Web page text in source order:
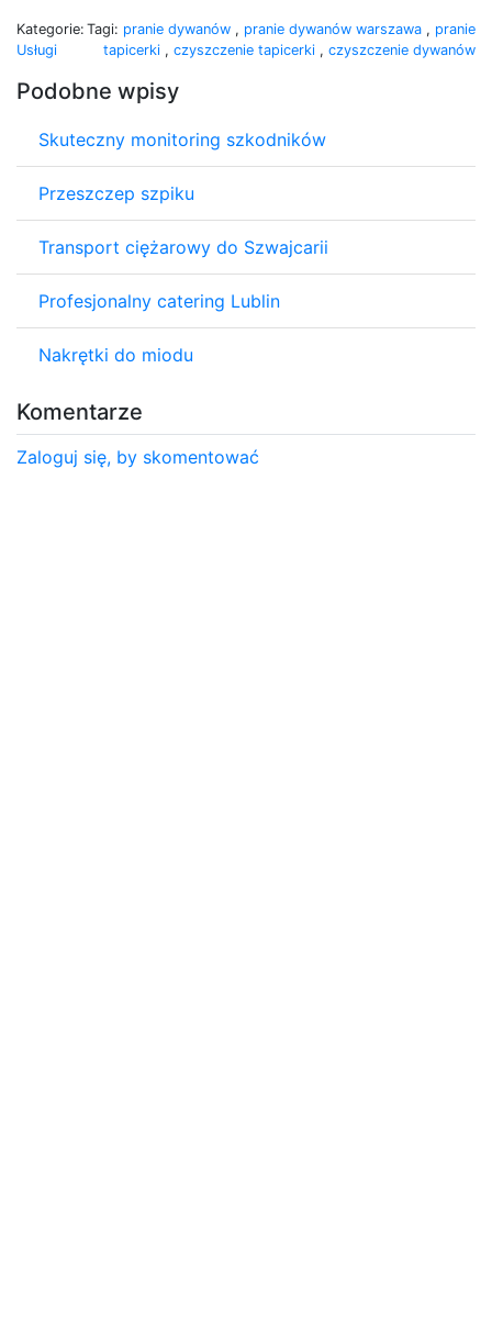
Kategorie:
Usługi
Tagi: pranie dywanów , pranie dywanów warszawa , pranie
tapicerki , czyszczenie tapicerki , czyszczenie dywanów
Podobne wpisy
Skuteczny monitoring szkodników
Przeszczep szpiku
Transport ciężarowy do Szwajcarii
Profesjonalny catering Lublin
Nakrętki do miodu
Komentarze
Zaloguj się, by skomentować